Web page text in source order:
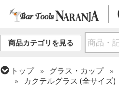
商品カテゴリを見る
トップ グラス・カップ
カクテルグラス (全サイズ)